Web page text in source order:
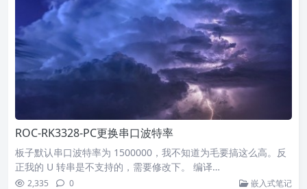
ROC-RK3328-PC更换串口波特率
板子默认串口波特率为 1500000，我不知道为毛要搞这么高。反
正我的 U 转串是不支持的，需要修改下。 编译…
2,335 0 嵌入式笔记